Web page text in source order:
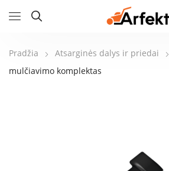
Pradžia Atsarginės dalys ir priedai
mulčiavimo komplektas